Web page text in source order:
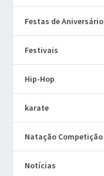
Festas de Aniversário
Festivais
Hip-Hop
karate
Natação Competição
Notícias